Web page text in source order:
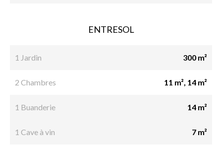
ENTRESOL
1 Jardin 300 m²
2 Chambres 11 m², 14 m²
1 Buanderie 14 m²
1 Cave à vin 7 m²